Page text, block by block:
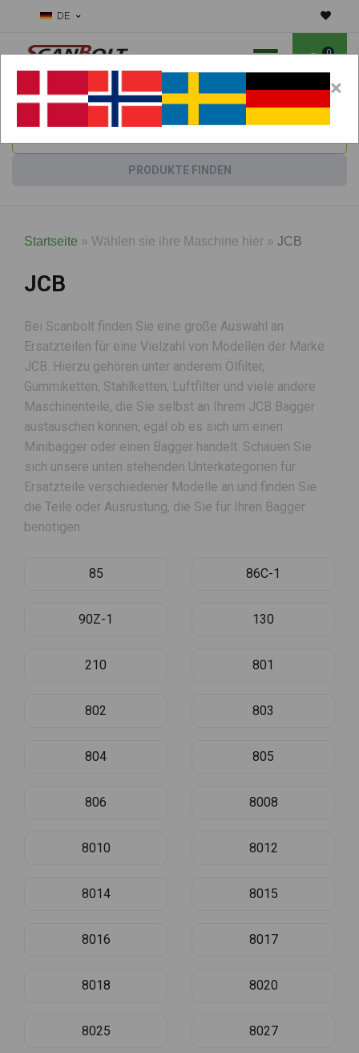
DE
0
Benötigen Sie Hilfe bei Verschleißteilen?Maschine wählen:
PRODUKTE FINDEN
Startseite » Wählen sie ihre Maschine hier » JCB
JCB
Bei Scanbolt finden Sie eine große Auswahl an
Ersatzteilen für eine Vielzahl von Modellen der Marke
JCB. Hierzu gehören unter anderem Ölfilter,
Gummiketten, Stahlketten, Luftfilter und viele andere
Maschinenteile, die Sie selbst an Ihrem JCB Bagger
austauschen können, egal ob es sich um einen
Minibagger oder einen Bagger handelt. Schauen Sie
sich unsere unten stehenden Unterkategorien für
Ersatzteile verschiedener Modelle an und finden Sie
die Teile oder Ausrüstung, die Sie für Ihren Bagger
benötigen.
85 86C-1
90Z-1 130
210 801
802 803
804 805
806 8008
8010 8012
8014 8015
8016 8017
8018 8020
8025 8027
×